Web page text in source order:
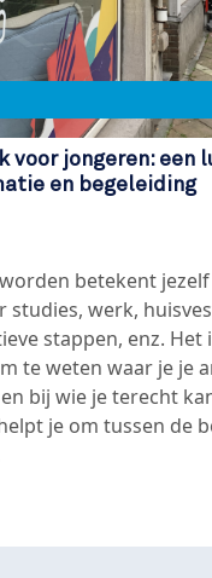
voor jongeren: een
en begeleiding
betekent
studies, werk,
stappen, enz. Het
te weten waar je je
bij wie je terecht
je om tussen de